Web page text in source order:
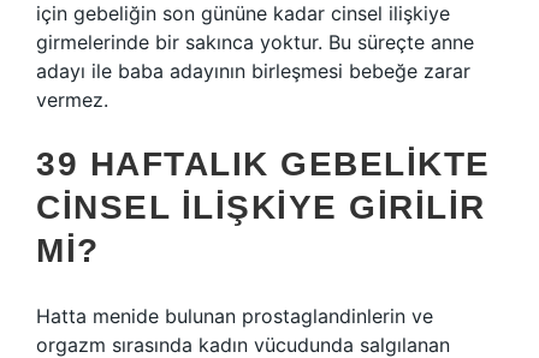
için gebeliğin son gününe kadar cinsel ilişkiye
girmelerinde bir sakınca yoktur. Bu süreçte anne
adayı ile baba adayının birleşmesi bebeğe zarar
vermez.
39 HAFTALIK GEBELIKTE
CINSEL ILIŞKIYE GIRILIR
MI?
Hatta menide bulunan prostaglandinlerin ve
orgazm sırasında kadın vücudunda salgılanan